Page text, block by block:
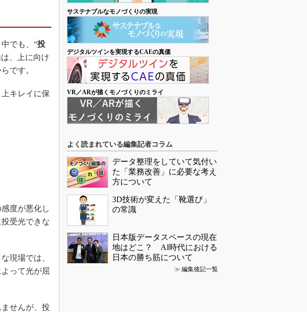
でも、“投
、上に向け
です。
キレイに保
度が悪化し
受光できな
現場では、
って光が屈
せんが、投
サステナブルなモノづくりの実現
デジタルツインを実現するCAEの真価
VR／ARが描くモノづくりのミライ
よく読まれている編集記者コラム
データ整理をしていて気付い
た「業務改善」に必要な考え
方について
3D技術が変えた「靴選び」
の常識
日本版データスペースの現在
地はどこ？ AI時代における
日本の勝ち筋について
≫ 編集後記一覧